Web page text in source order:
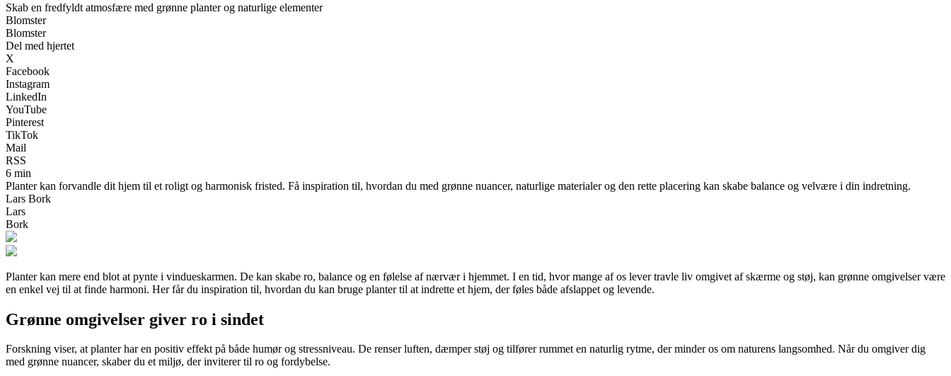
Skab en fredfyldt atmosfære med grønne planter og naturlige elementer
Blomster
Blomster
Del med hjertet
X
Facebook
Instagram
LinkedIn
YouTube
Pinterest
TikTok
Mail
RSS
6 min
Planter kan forvandle dit hjem til et roligt og harmonisk fristed. Få inspiration til, hvordan du med grønne nuancer, naturlige materialer og den rette placering kan skabe balance og velvære i din indretning.
Lars Bork
Lars
Bork
Planter kan mere end blot at pynte i vindueskarmen. De kan skabe ro, balance og en følelse af nærvær i hjemmet. I en tid, hvor mange af os lever travle liv omgivet af skærme og støj, kan grønne omgivelser være
en enkel vej til at finde harmoni. Her får du inspiration til, hvordan du kan bruge planter til at indrette et hjem, der føles både afslappet og levende.
Grønne omgivelser giver ro i sindet
Forskning viser, at planter har en positiv effekt på både humør og stressniveau. De renser luften, dæmper støj og tilfører rummet en naturlig rytme, der minder os om naturens langsomhed. Når du omgiver dig
med grønne nuancer, skaber du et miljø, der inviterer til ro og fordybelse.